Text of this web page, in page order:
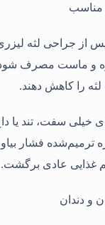
مناسب
از جراحی لثه
و ماست مصرف
لثه را کاهش دهند.
خیلی سفت، تند یا
ترمیم‌شده فشار
غذایی عادی برگشت.
و دندان